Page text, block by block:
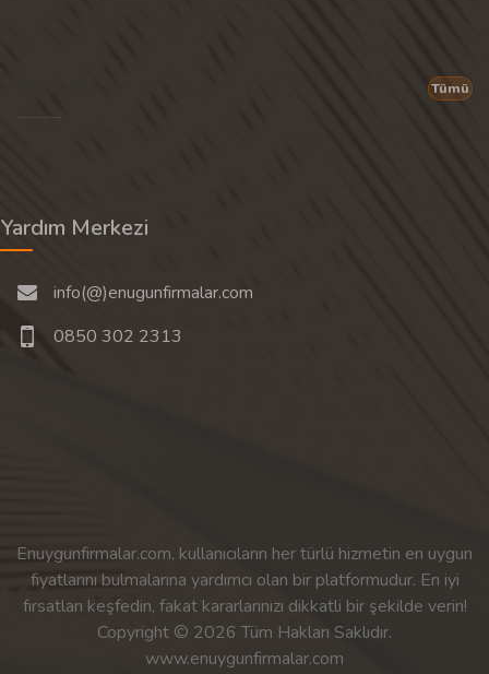
Tümü
Yardım Merkezi
info(@)enugunfirmalar.com
0850 302 2313
Enuygunfirmalar.com, kullanıcıların her türlü hizmetin en uygun
fiyatlarını bulmalarına yardımcı olan bir platformudur. En iyi
fırsatları keşfedin, fakat kararlarınızı dikkatli bir şekilde verin!
Copyright © 2026 Tüm Hakları Saklıdır.
www.enuygunfirmalar.com